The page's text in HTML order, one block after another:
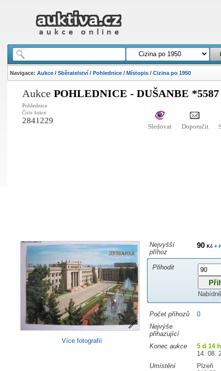
Navigace: Aukce/ Sběratelství/ Pohlednice/ Místopis/ Cizina po 1950
Aukce POHLEDNICE - DUŠANBE *5587
Pohlednice
Číslo Aukce:
2841229
Sledovat Doporučit
Více fotografií
Nejvyšší
příhoz
90 Kč+
Přihodit
Počet příhozů
0
Nejvýše
přihazující
Konec aukce
5 d 14
14. 08.
Umístění
Plzeň